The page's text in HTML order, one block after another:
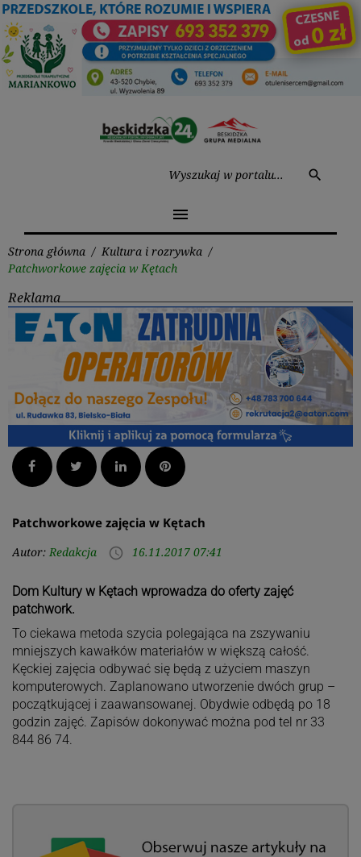
Przejdź
do
treści
search
menu
Strona główna / Kultura i rozrywka /
Patchworkowe zajęcia w Kętach
Reklama
Facebook Twitter LinkedInPinterest
Patchworkowe zajęcia w Kętach
Autor: Redakcja access_time 16.11.2017 07:41
Dom Kultury w Kętach wprowadza do oferty zajęć
patchwork.
To ciekawa metoda szycia polegająca na zszywaniu
mniejszych kawałków materiałów w większą całość.
Kęckiej zajęcia odbywać się będą z użyciem maszyn
komputerowych. Zaplanowano utworzenie dwóch grup –
początkującej i zaawansowanej. Obydwie odbędą po 18
godzin zajęć. Zapisów dokonywać można pod tel nr 33
844 86 74.